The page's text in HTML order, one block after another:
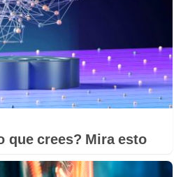
que crees? Mira esto